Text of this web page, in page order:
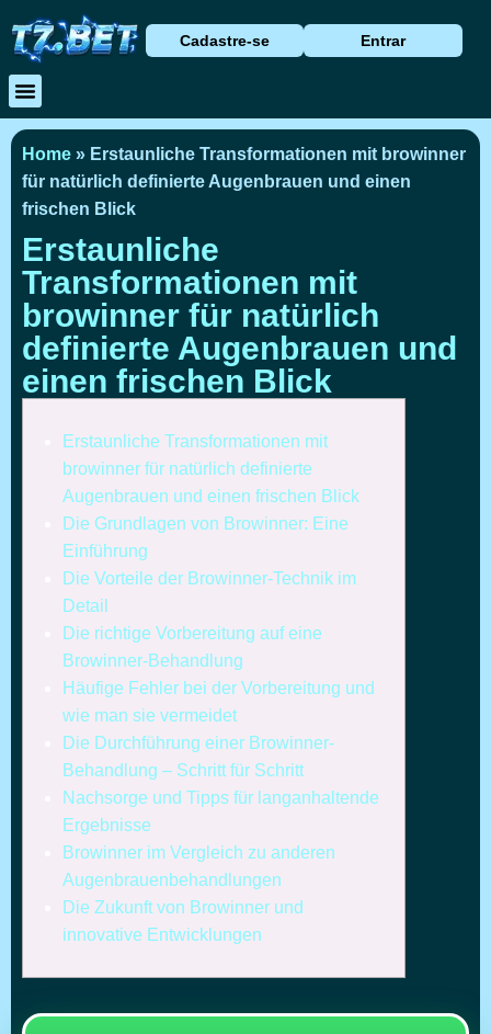
Cadastre-se Entrar
Home » Erstaunliche Transformationen mit browinner
für natürlich definierte Augenbrauen und einen
frischen Blick
Erstaunliche
Transformationen mit
browinner für natürlich
definierte Augenbrauen und
einen frischen Blick
Erstaunliche Transformationen mit
browinner für natürlich definierte
Augenbrauen und einen frischen Blick
Die Grundlagen von Browinner: Eine
Einführung
Die Vorteile der Browinner-Technik im
Detail
Die richtige Vorbereitung auf eine
Browinner-Behandlung
Häufige Fehler bei der Vorbereitung und
wie man sie vermeidet
Die Durchführung einer Browinner-
Behandlung – Schritt für Schritt
Nachsorge und Tipps für langanhaltende
Ergebnisse
Browinner im Vergleich zu anderen
Augenbrauenbehandlungen
Die Zukunft von Browinner und
innovative Entwicklungen